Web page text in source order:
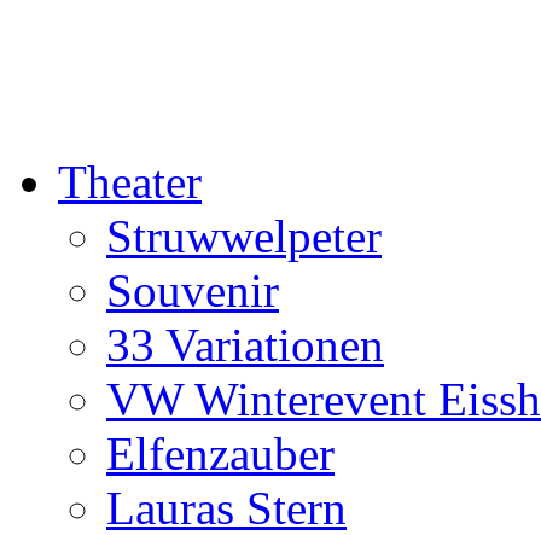
Theater
Struwwelpeter
Souvenir
33 Variationen
VW Winterevent
Elfenzauber
Lauras Stern